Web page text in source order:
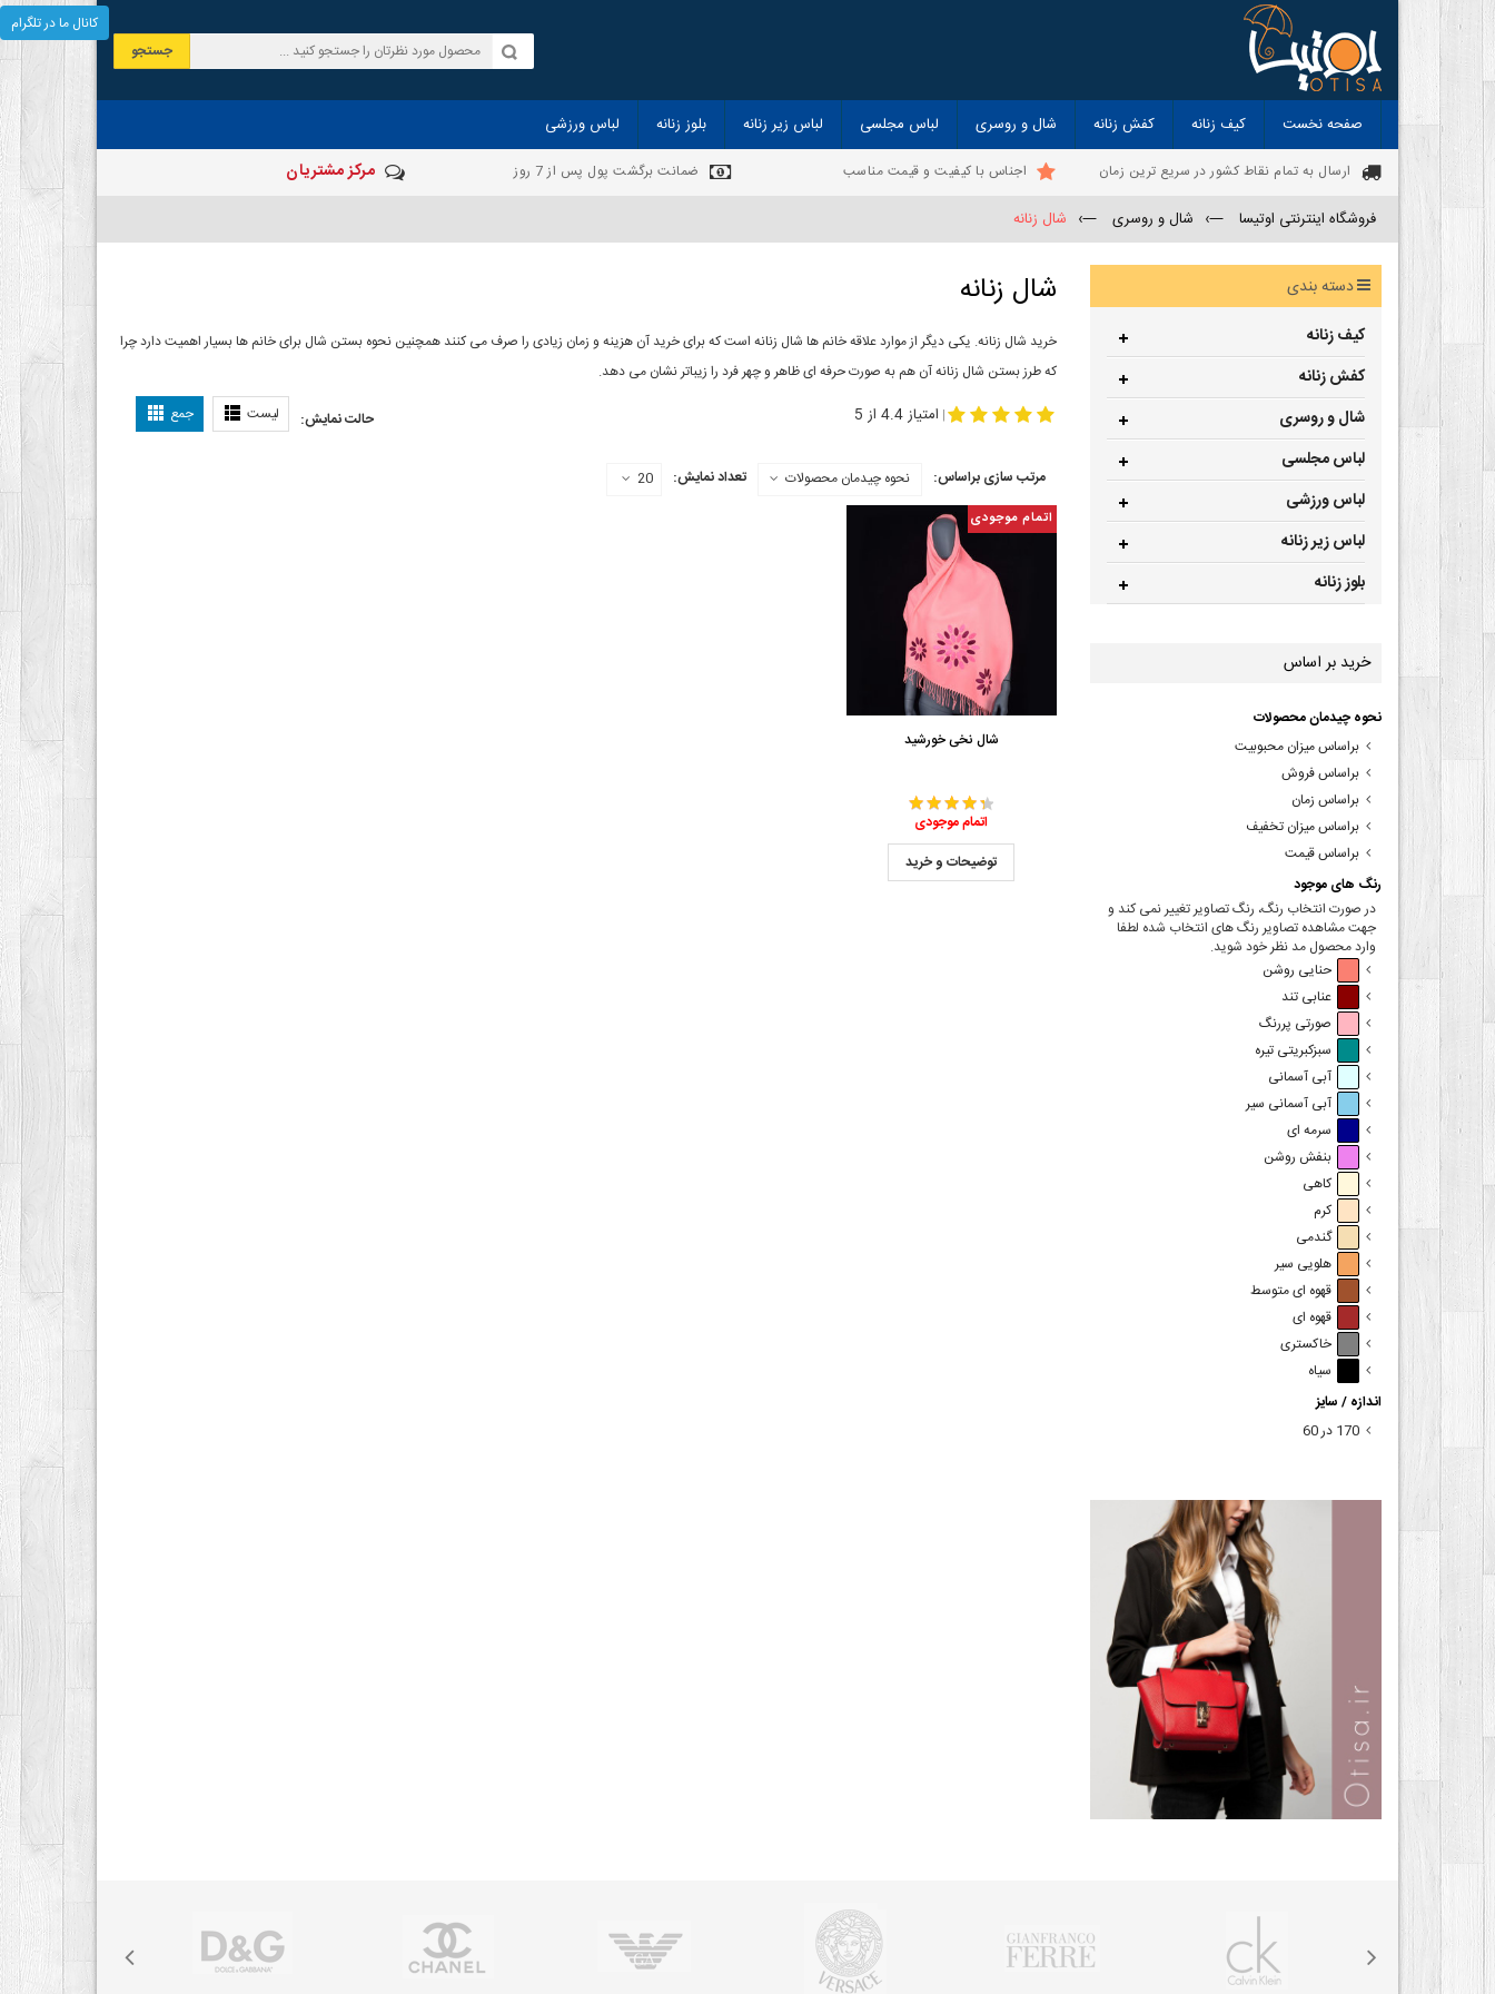
جستجو
صفحه نخست کیف زنانه کفش زنانه شال و روسری لباس مجلسی لباس زیر زنانه بلوز زنانه لباس ورزشی
ارسال به تمام نقاط کشور در سریع ترین زمان اجناس با کیفیت و قیمت مناسب ضمانت برگشت پول پس از 7 روز مرکز مشتریان
فروشگاه اینترنتی اوتیسا —› شال و روسری —› شال زنانه
شال زنانه
خرید شال زنانه. یکی دیگر از موارد علاقه خانم ها شال زنانه است که برای خرید آن هزینه و زمان زیادی را صرف می کنند همچنین نحوه بستن شال برای خانم ها بسیار اهمیت دارد چرا
که طرز بستن شال زنانه آن هم به صورت حرفه ای ظاهر و چهر فرد را زیباتر نشان می دهد.
حالت نمایش: لیست جمع | امتیاز 4.4 از 5
مرتب سازی براساس: نحوه چیدمان محصولات تعداد نمایش: 20
اتمام موجودی
شال نخی خورشید
اتمام موجودی
توضیحات و خرید
دسته بندی
کیف زنانه
کفش زنانه
شال و روسری
لباس مجلسی
لباس ورزشی
لباس زیر زنانه
بلوز زنانه
خرید بر اساس
نحوه چیدمان محصولات
براساس میزان محبوبیت
براساس فروش
براساس زمان
براساس میزان تخفیف
براساس قیمت
رنگ های موجود
در صورت انتخاب رنگ، رنگ تصاویر تغییر نمی کند و
جهت مشاهده تصاویر رنگ های انتخاب شده لطفا
وارد محصول مد نظر خود شوید.
حنایی روشن
عنابی تند
صورتی پررنگ
سبزکبریتی تیره
آبی آسمانی
آبی آسمانی سیر
سرمه ای
بنفش روشن
کاهی
کرم
گندمی
هلویی سیر
قهوه ای متوسط
قهوه ای
خاکستری
سیاه
اندازه / سایز
170 در 60
کانال ما در تلگرام